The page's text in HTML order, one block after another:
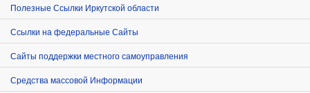
Полезные Ссылки Иркутской области
Ссылки на федеральные Сайты
Сайты поддержки местного самоуправления
Средства массовой Информации